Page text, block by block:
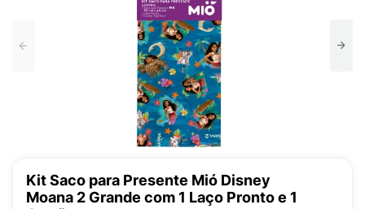
Kit Saco para Presente Mió Disney
Moana 2 Grande com 1 Laço Pronto e 1